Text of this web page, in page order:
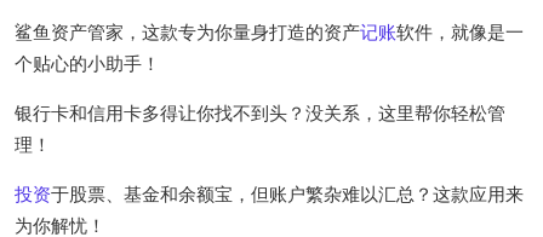
鲨鱼资产管家，这款专为你量身打造的资产记账软件，就像是一
个贴心的小助手！
银行卡和信用卡多得让你找不到头？没关系，这里帮你轻松管
理！
投资于股票、基金和余额宝，但账户繁杂难以汇总？这款应用来
为你解忧！